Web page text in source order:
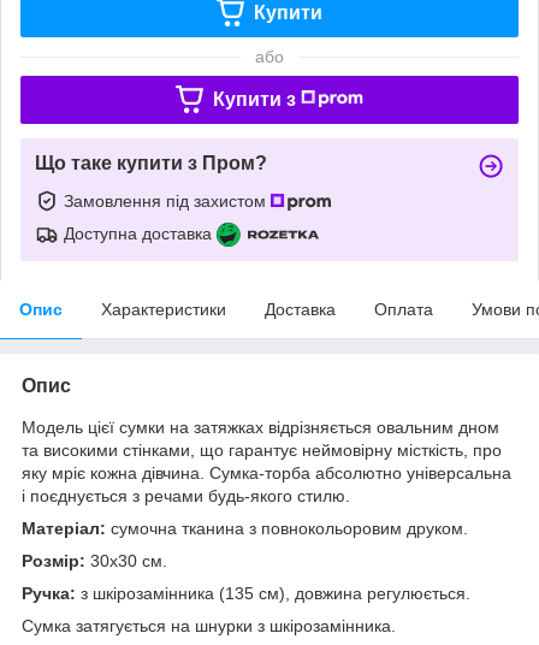
Купити
або
Купити з
Що таке купити з Пром?
Замовлення під захистом
Доступна доставка
Опис Характеристики Доставка Оплата Умови
Опис
Модель цієї сумки на затяжках відрізняється овальним дном
та високими стінками, що гарантує неймовірну місткість, про
яку мріє кожна дівчина. Сумка-торба абсолютно універсальна
і поєднується з речами будь-якого стилю.
Матеріал: сумочна тканина з повнокольоровим друком.
Розмір: 30х30 см.
Ручка: з шкірозамінника (135 см), довжина регулюється.
Сумка затягується на шнурки з шкірозамінника.